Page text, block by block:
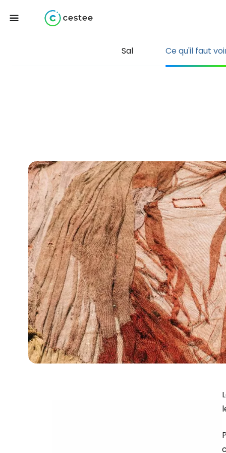
Sal Ce qu'il faut